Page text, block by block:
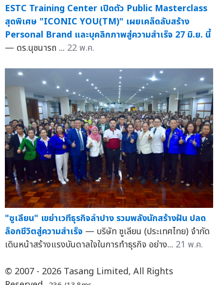
ESTC Training Center เปิดตัว Public Masterclass
สุดพิเศษ "ICONIC YOU(TM)" เผยเคล็ดลับสร้าง
Personal Brand และบุคลิกภาพสู่ความสำเร็จ 27 มิ.ย. นี้
— ดร.นุชนารถ ... 22 พ.ค.
"ซูเลียน" เขย่าเวทีธุรกิจลำปาง รวมพลังนักสร้างฝัน ปลด
ล็อกชีวิตสู่ความสำเร็จ — บริษัท ซูเลียน (ประเทศไทย) จำกัด
เดินหน้าสร้างแรงบันดาลใจในการทำธุรกิจ อย่าง... 21 พ.ค.
© 2007 - 2026 Tasang Limited, All Rights